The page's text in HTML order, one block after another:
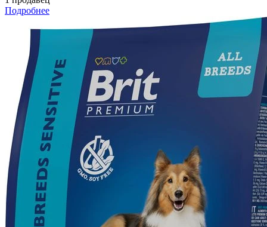
Подробнее